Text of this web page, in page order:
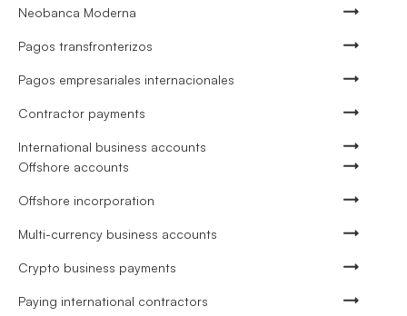
Neobanca Moderna
Pagos transfronterizos
Pagos empresariales internacionales
Contractor payments
International business accounts
Offshore accounts
Offshore incorporation
Multi-currency business accounts
Crypto business payments
Paying international contractors